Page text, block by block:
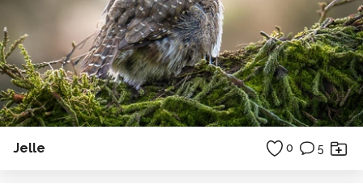
Jelle 0 5